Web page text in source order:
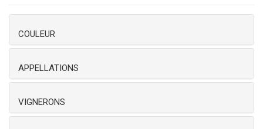
COULEUR
APPELLATIONS
VIGNERONS